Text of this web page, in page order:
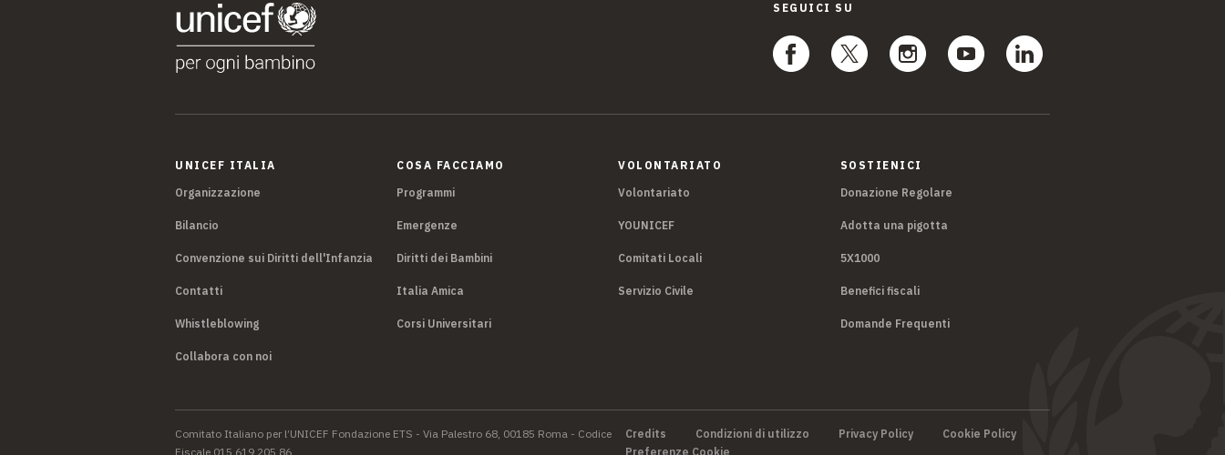
SEGUICI SU
UNICEF ITALIA
Organizzazione
Bilancio
Convenzione sui Diritti dell'Infanzia
Contatti
Whistleblowing
Collabora con noi
COSA FACCIAMO
Programmi
Emergenze
Diritti dei Bambini
Italia Amica
Corsi Universitari
VOLONTARIATO
Volontariato
YOUNICEF
Comitati Locali
Servizio Civile
SOSTIENICI
Donazione Regolare
Adotta una pigotta
5X1000
Benefici fiscali
Domande Frequenti
Credits Condizioni di utilizzo Privacy Policy
Cookie Policy
Preferenze Cookie
Comitato Italiano per l’UNICEF Fondazione ETS - Via Palestro 68, 00185 Roma - Codice
Fiscale 015 619 205 86